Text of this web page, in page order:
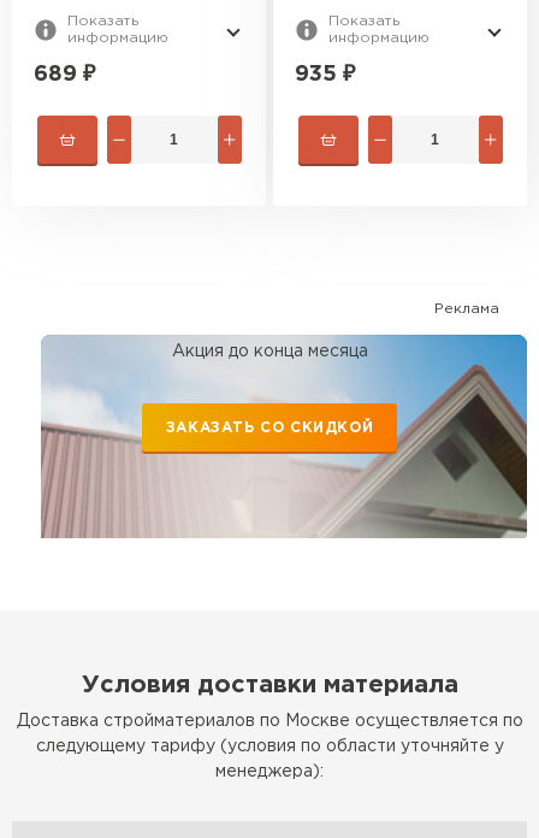
Показать
информацию
689 ₽
Показать
информацию
935 ₽
Реклама
Акция до конца месяца
ЗАКАЗАТЬ СО СКИДКОЙ
Условия доставки материала
Доставка стройматериалов по Москве осуществляется по
следующему тарифу (условия по области уточняйте у
менеджера):